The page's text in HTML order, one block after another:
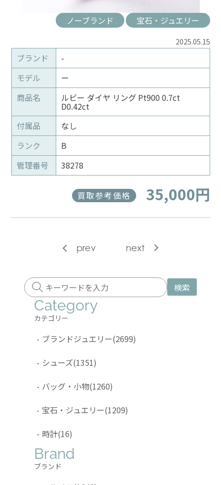
ノーブランド 宝石・ジュエリー
2025.05.15
ブランド
-
モデル
ー
商品名
ルビー ダイヤ リング Pt900 0.7ct
D0.42ct
付属品
なし
ランク
B
管理番号
38278
買取参考価格 35,000円
prev next
検索
Category
カテゴリー
- ブランドジュエリー(2699)
- シューズ(1351)
- バッグ・小物(1260)
- 宝石・ジュエリー(1209)
- 時計(16)
Brand
ブランド